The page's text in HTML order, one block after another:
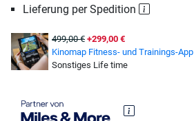
Lieferung per Spedition
499,00 € +299,00 €
Kinomap Fitness- und Trainings-App
Sonstiges Life time